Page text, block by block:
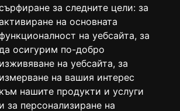
за следните цели: за
на основната
на уебсайта, за
осигурим по-добро
изживяване на уебсайта, за
измерване на вашия интерес
към нашите продукти и услуги
и за персонализиране на